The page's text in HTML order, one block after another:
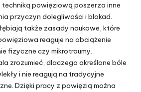
techniką powięziową poszerza inne
przyczyn dolegliwości i blokad.
także zasady naukowe, które
reaguje na obciążenie
fizyczne czy mikrotraumy.
zrozumieć, dlaczego określone bóle
i nie reagują na tradycyjne
Dzięki pracy z powięzią można